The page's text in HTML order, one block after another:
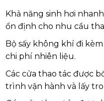
Khả năng sinh hơi
ổn định cho nhu cầu
Bộ sấy không khí đi
chi phí nhiên liệu.
Các cửa thao tác được
trình vận hành và lấy tro